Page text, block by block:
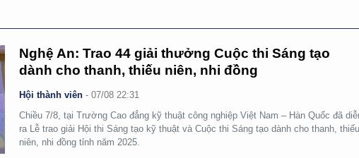
Nghệ An: Trao 44 giải thưởng Cuộc thi Sáng tạo
dành cho thanh, thiếu niên, nhi đồng
Hội thành viên -07/08 22:31
Chiều 7/8, tại Trường Cao đẳng kỹ thuật công nghiệp Việt Nam – Hàn Quốc đã
ra Lễ trao giải Hội thi Sáng tạo kỹ thuật và Cuộc thi Sáng tạo dành cho thanh, thiếu
niên, nhi đồng tỉnh năm 2025.